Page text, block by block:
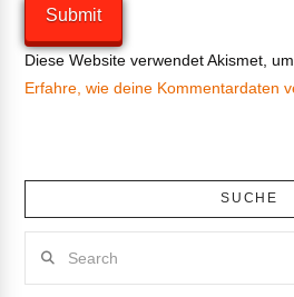
Diese Website verwendet Akismet,
Erfahre, wie deine Kommentardaten
SUCHE